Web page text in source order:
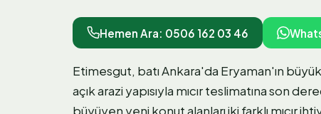
Hemen Ara: 0506 162 03 46
Etimesgut, batı Ankara'da Eryaman'ın
açık arazi yapısıyla mıcır teslimatına son
büyüyen yeni konut alanları iki farklı mıcır